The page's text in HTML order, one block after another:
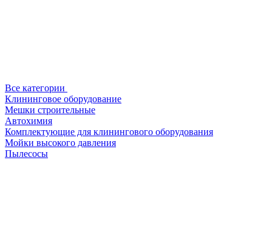
Все категории
Клининговое оборудование
Мешки строительные
Автохимия
Комплектующие для клинингового оборудования
Мойки высокого давления
Пылесосы